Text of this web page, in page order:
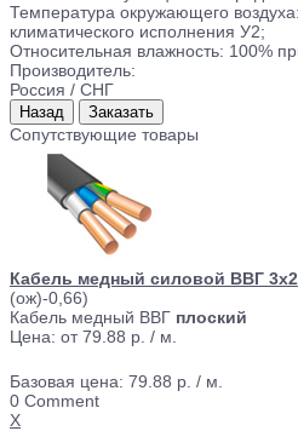
Температура окружающего
климатического исполнения У2;
Относительная влажность: 100%
Производитель:
Россия / СНГ
Сопутствующие товары
Кабель медный силовой ВВГ
(ож)-0,66)
Кабель медный ВВГ плоский
Цена: от79.88 р. / м.
Базовая цена: 79.88 р. / м.
0 Comment
X